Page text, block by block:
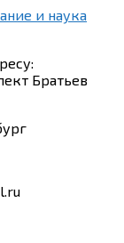
и наука
Братьев